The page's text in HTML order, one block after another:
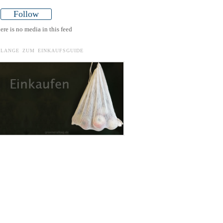
Follow
is no media in this feed
ZUM EINKAUFSGUIDE